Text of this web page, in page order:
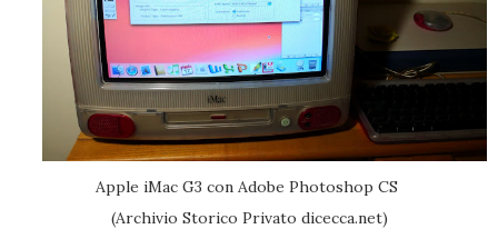
Apple iMac G3 con Adobe Photoshop CS
(Archivio Storico Privato dicecca.net)